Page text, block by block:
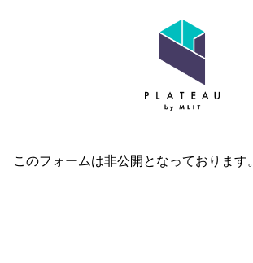
このフォームは非公開となっております。